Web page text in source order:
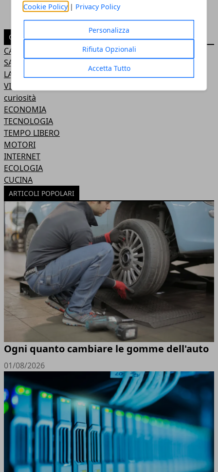
Cookie Policy | Privacy Policy
Personalizza
Rifiuta Opzionali
Accetta Tutto
CATEGORIE
CASA
SALUTE
LAVORO
VIAGGI
curiosità
ECONOMIA
TECNOLOGIA
TEMPO LIBERO
MOTORI
INTERNET
ECOLOGIA
CUCINA
ARTICOLI POPOLARI
Ogni quanto cambiare le gomme dell'auto
01/08/2026